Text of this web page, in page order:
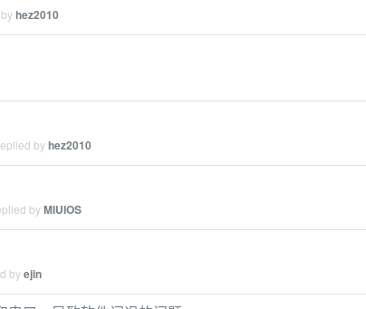
hez2010
byhez2010
byMIUIOS
byejin